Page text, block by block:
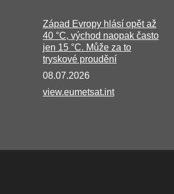
Západ Evropy hlásí opět až
40 °C, východ naopak často
jen 15 °C. Může za to
tryskové proudění
08.07.2026
view.eumetsat.int